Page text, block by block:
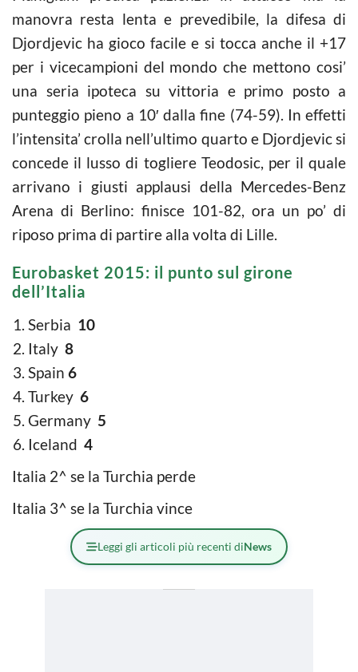
manovra resta lenta e prevedibile, la difesa di
Djordjevic ha gioco facile e si tocca anche il +17
per i vicecampioni del mondo che mettono cosi’
una seria ipoteca su vittoria e primo posto a
punteggio pieno a 10′ dalla fine (74-59). In effetti
l’intensita’ crolla nell’ultimo quarto e Djordjevic si
concede il lusso di togliere Teodosic, per il quale
arrivano i giusti applausi della Mercedes-Benz
Arena di Berlino: finisce 101-82, ora un po’ di
riposo prima di partire alla volta di Lille.
Eurobasket 2015: il punto sul girone
dell’Italia
Serbia 10
Italy 8
Spain 6
Turkey 6
Germany 5
Iceland 4
Italia 2^ se la Turchia perde
Italia 3^ se la Turchia vince
Leggi gli articoli più recenti diNews